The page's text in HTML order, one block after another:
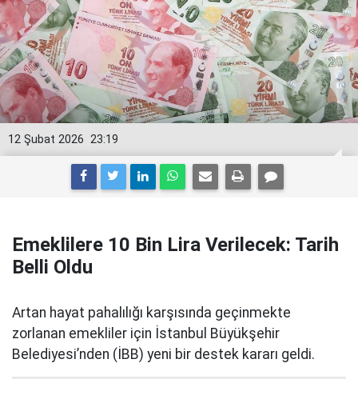
23:19
12 Şubat 2026
Emeklilere 10 Bin Lira Verilecek: Tarih
Belli Oldu
Artan hayat pahalılığı karşısında geçinmekte
zorlanan emekliler için İstanbul Büyükşehir
Belediyesi’nden (İBB) yeni bir destek kararı geldi.